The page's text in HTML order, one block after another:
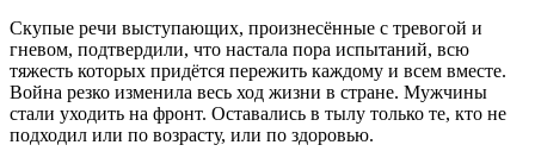
Скупые речи выступающих, произнесённые с тревогой и
гневом, подтвердили, что настала пора испытаний, всю
тяжесть которых придётся пережить каждому и всем вместе.
Война резко изменила весь ход жизни в стране. Мужчины
стали уходить на фронт. Оставались в тылу только те, кто не
подходил или по возрасту, или по здоровью.